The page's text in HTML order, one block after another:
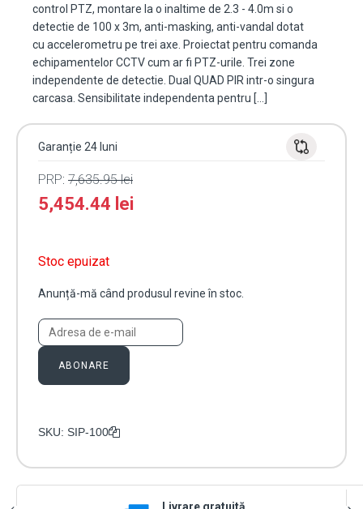
control PTZ, montare la o inaltime de 2.3 - 4.0m si o
detectie de 100 x 3m, anti-masking, anti-vandal dotat
cu accelerometru pe trei axe. Proiectat pentru comanda
echipamentelor CCTV cum ar fi PTZ-urile. Trei zone
independente de detectie. Dual QUAD PIR intr-o singura
carcasa. Sensibilitate independenta pentru […]
Garanție 24 luni
PRP: 7,635.95lei
5,454.44 lei
Stoc epuizat
Anunță-mă când produsul revine în stoc.
ABONARE
SKU: SIP-100